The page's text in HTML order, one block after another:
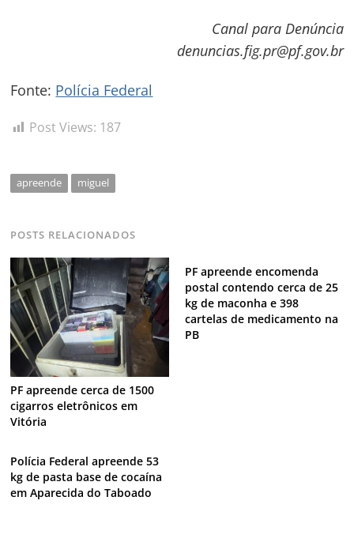
Canal para Denúncia
denuncias.fig.pr@pf.gov.br
Fonte: Polícia Federal
Post Views: 187
apreende miguel
POSTS RELACIONADOS
PF apreende cerca de 1500
cigarros eletrônicos em
Vitória
PF apreende encomenda
postal contendo cerca de 25
kg de maconha e 398
cartelas de medicamento na
PB
Polícia Federal apreende 53
kg de pasta base de cocaína
em Aparecida do Taboado